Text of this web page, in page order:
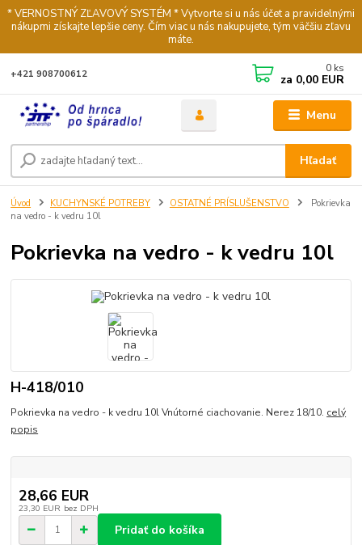
* VERNOSTNÝ ZĽAVOVÝ SYSTÉM * Vytvorte si u nás účet a pravidelnými
nákupmi získajte lepšie ceny. Čím viac u nás nakupujete, tým väčšiu zľavu
máte.
Menu
Hľadať
+421 908700612 0 ks
za 0,00 EUR
Úvod KUCHYNSKÉ POTREBY OSTATNÉ PRÍSLUŠENSTVO
Pokrievka
na vedro - k vedru 10l
Pokrievka na vedro - k vedru 10l
H-418/010
Pokrievka na vedro - k vedru 10l Vnútorné ciachovanie. Nerez 18/10. celý
popis
28,66 EUR
23,30 EUR bez DPH
Pridať do košíka